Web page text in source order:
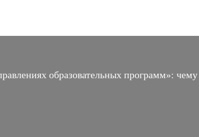
образовательных программ»: